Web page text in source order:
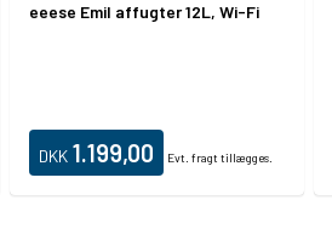
eeese Emil affugter 12L, Wi-Fi
DKK 1.199,00 Evt. fragt tillægges.